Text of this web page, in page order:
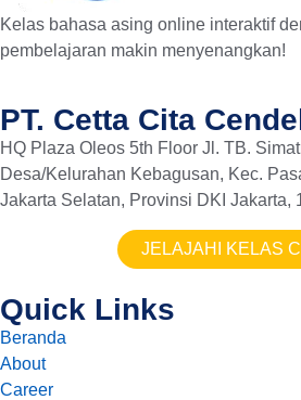
Kelas bahasa asing online interaktif
pembelajaran makin menyenangkan!
PT. Cetta Cita
HQ Plaza Oleos 5th Floor Jl. TB.
Desa/Kelurahan Kebagusan, Kec.
Jakarta Selatan, Provinsi DKI Jakarta,
JELAJAHI KELAS
Quick Links
Beranda
About
Career